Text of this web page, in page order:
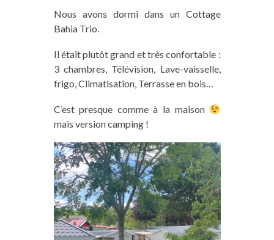
Nous avons dormi dans un Cottage
Bahia Trio.
Il était plutôt grand et très confortable :
3 chambres, Télévision, Lave-vaisselle,
frigo, Climatisation, Terrasse en bois…
C’est presque comme à la maison
mais version camping !